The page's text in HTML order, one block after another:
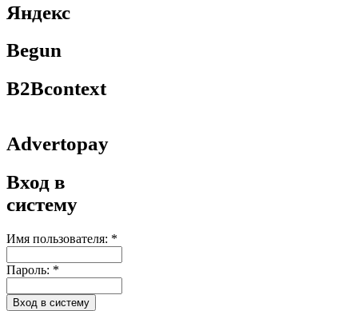
Яндекс
Begun
B2Bcontext
Advertopay
Вход в
систему
Имя пользователя: *
Пароль: *